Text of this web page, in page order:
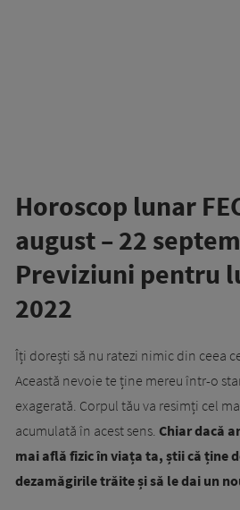
Horoscop lunar
august – 22
Previziuni pentru
2022
Îți dorești să nu ratezi nimic din ceea
Această nevoie te ține mereu într-o
exagerată. Corpul tău va resimți cel
acumulată în acest sens. Chiar dacă
mai află fizic în viața ta, știi că ține
dezamăgirile trăite și să le dai un